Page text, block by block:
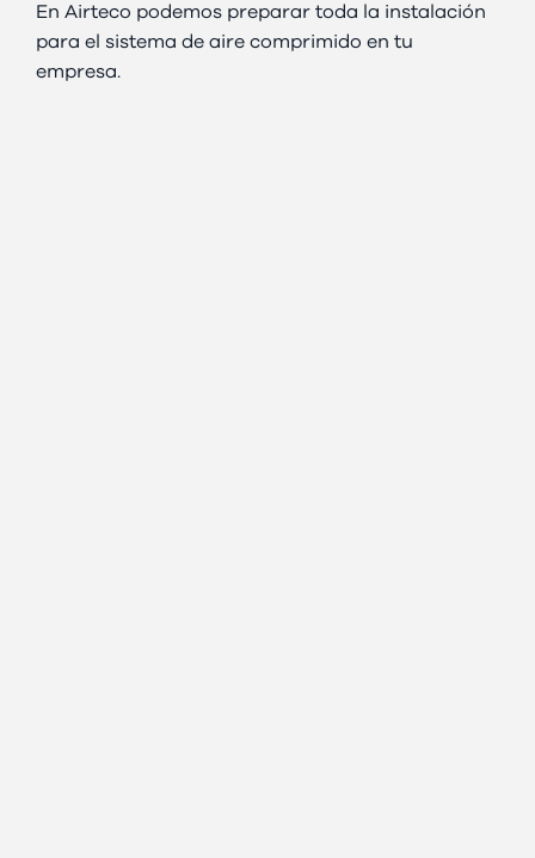
En Airteco podemos preparar toda la instalación
para el sistema de aire comprimido en tu
empresa.